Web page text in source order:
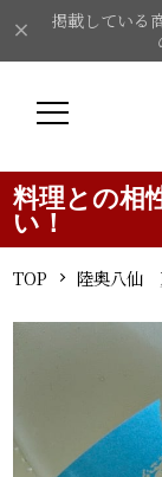
掲載している
料理との相
い！
TOP 陸奥八仙